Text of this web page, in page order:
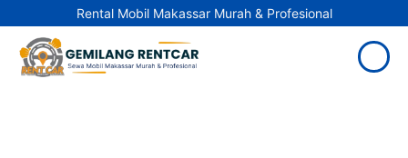
Rental Mobil Makassar Murah & Profesional